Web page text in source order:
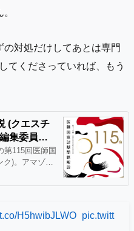
対処だけしてあとは専門
てくださっていれば、もう
(クエスチ
集委員会 |
第115回医師国
ク)。アマゾン
問題編集委員
お届けも可
常配送無料。
H5hwibJLWO pic.twitt